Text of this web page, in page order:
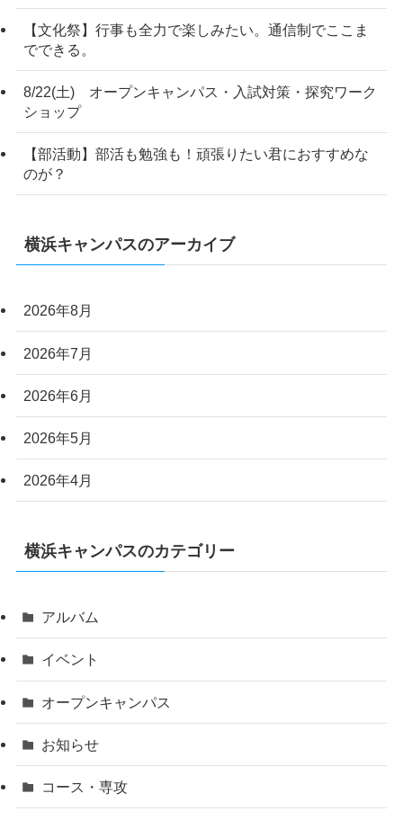
【文化祭】行事も全力で楽しみたい。通信制でここま
でできる。
8/22(土) オープンキャンパス・入試対策・探究ワーク
ショップ
【部活動】部活も勉強も！頑張りたい君におすすめな
のが？
横浜キャンパスのアーカイブ
2026年8月
2026年7月
2026年6月
2026年5月
2026年4月
横浜キャンパスのカテゴリー
アルバム
イベント
オープンキャンパス
お知らせ
コース・専攻